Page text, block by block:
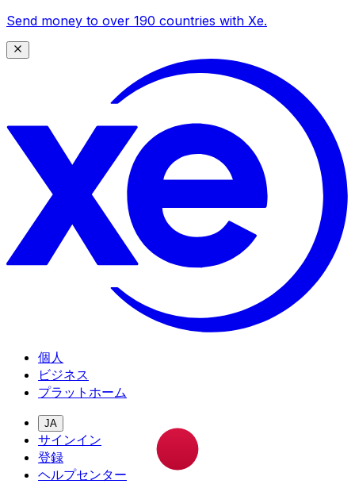
Send money to over 190 countries with Xe.
個人
ビジネス
プラットホーム
JA
サインイン
登録
ヘルプセンター